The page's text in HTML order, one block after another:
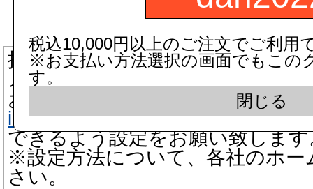
▼ 携帯電話メールアドレスをご
携帯電話の場合、迷惑メール防
メールを受信できない機能がご
お手数をお掛け致しますが、当
info@dandorie.comまたはドメイ
できるよう設定をお願い致します
※設定方法について、各社のホー
さい。
税込10,000円以上のご注文でご利用
※お支払い方法選択の画面でもこの
す。
閉じる